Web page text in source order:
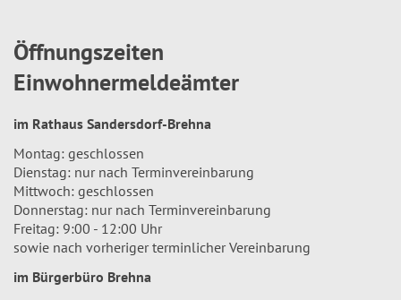
Öffnungszeiten
Einwohnermeldeämter
im Rathaus Sandersdorf-Brehna
Montag: geschlossen
Dienstag: nur nach Terminvereinbarung
Mittwoch: geschlossen
Donnerstag: nur nach Terminvereinbarung
Freitag: 9:00 - 12:00 Uhr
sowie nach vorheriger terminlicher Vereinbarung
im Bürgerbüro Brehna